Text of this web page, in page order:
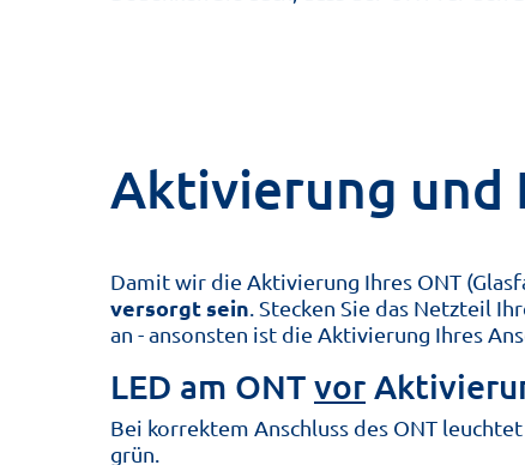
Aktivierung und
Damit wir die Aktivierung Ihres ONT
versorgt sein . Stecken Sie das Netzteil
an - ansonsten ist die Aktivierung Ihres
LED am ONT vor
Bei korrektem Anschluss des ONT
grün.